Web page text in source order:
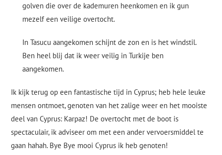
golven die over de kademuren heenkomen en ik gun
mezelf een veilige overtocht.
In Tasucu aangekomen schijnt de zon en is het windstil.
Ben heel blij dat ik weer veilig in Turkije ben
aangekomen.
Ik kijk terug op een fantastische tijd in Cyprus; heb hele leuke
mensen ontmoet, genoten van het zalige weer en het mooiste
deel van Cyprus: Karpaz! De overtocht met de boot is
spectaculair, ik adviseer om met een ander vervoersmiddel te
gaan hahah. Bye Bye mooi Cyprus ik heb genoten!